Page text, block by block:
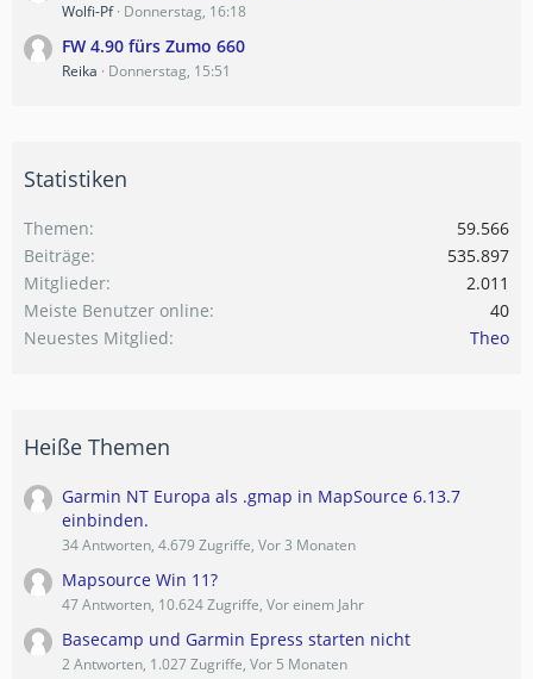
Wolfi-Pf Donnerstag, 16:18
FW 4.90 fürs Zumo 660
Reika Donnerstag, 15:51
Statistiken
Themen
59.566
Beiträge
535.897
Mitglieder
2.011
Meiste Benutzer online
40
Neuestes Mitglied
Theo
Heiße Themen
Garmin NT Europa als .gmap in MapSource 6.13.7
einbinden.
34 Antworten, 4.679 Zugriffe, Vor 3 Monaten
Mapsource Win 11?
47 Antworten, 10.624 Zugriffe, Vor einem Jahr
Basecamp und Garmin Epress starten nicht
2 Antworten, 1.027 Zugriffe, Vor 5 Monaten